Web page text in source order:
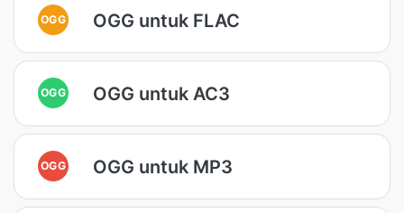
OGG OGG untuk FLAC
OGG OGG untuk AC3
OGG OGG untuk MP3